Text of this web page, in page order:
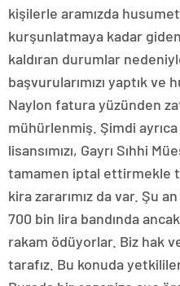
kişilerle aramızda
kurşunlatmaya kadar
kaldıran durumlar
başvurularımızı yaptık ve
Naylon fatura yüzünden
mühürlenmiş. Şimdi
lisansımızı, Gayrı Sıhhi
tamamen iptal ettirmekle
kira zararımız da var. Şu
700 bin lira bandında
rakam ödüyorlar. Biz hak
tarafız. Bu konuda